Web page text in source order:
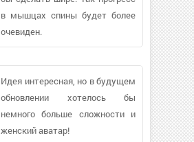
в мышцах спины будет более
очевиден.
Идея интересная, но в будущем
обновлении хотелось бы
немного больше сложности и
женский аватар!